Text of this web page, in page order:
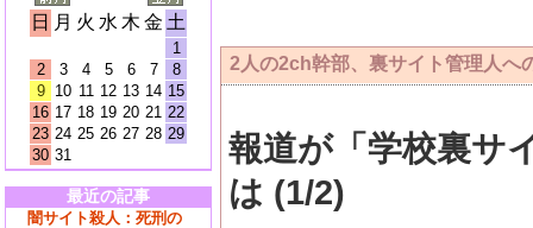
日 月 火 水 木 金 土
1
2
3 4 5 6 7
8
9
10 11 12 13 14 15
16 17 18 19 20 21 22
23 24 25 26 27 28 29
30 31
最近の記事
闇サイト殺人：死刑の
2人の2ch幹部、裏サイト管理人へ
報道が「学校裏サ
は (1/2)